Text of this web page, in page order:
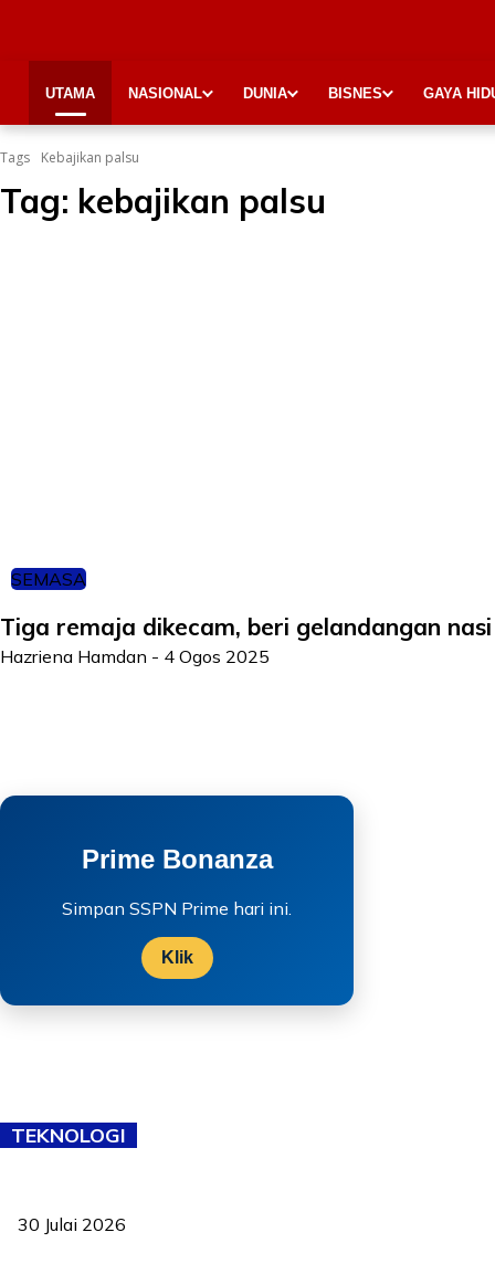
UTAMA NASIONAL DUNIA BISNES GAYA
Tags Kebajikan palsu
Tag: kebajikan palsu
SEMASA
Tiga remaja dikecam, beri gelandangan
Hazriena Hamdan - 4 Ogos 2025
Prime Bonanza
Simpan SSPN Prime hari ini.
Klik
TEKNOLOGI
30 Julai 2026